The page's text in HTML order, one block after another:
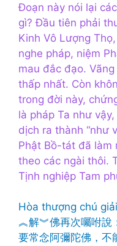
Đoạn này nói lại
gì? Đầu tiên phải
Kinh Vô Lượng
nghe pháp, niệm
mau đắc đạo.
thấp nhất. Còn
trong đời này,
là pháp Ta như
dịch ra thành “như
Phật Bồ-tát đã làm
theo các ngài thôi.
Tịnh nghiệp Tam
Hòa thượng chú
︽解︾佛再次囑咐說
要常念阿彌陀佛，不